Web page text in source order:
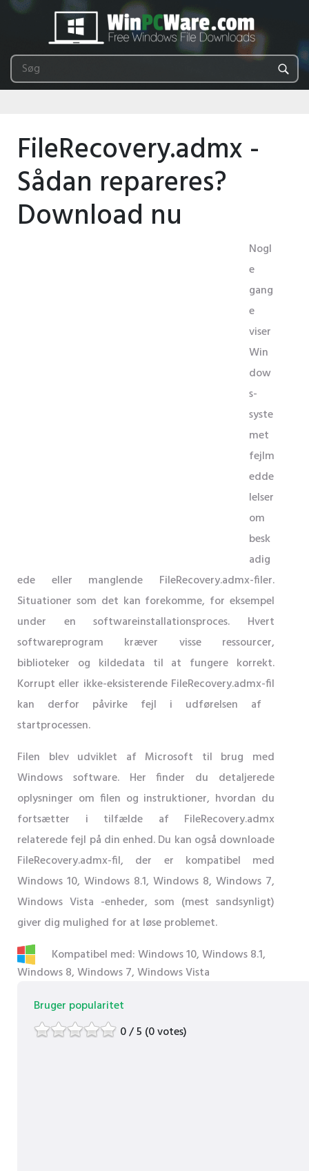
FileRecovery.admx -
Sådan repareres?
Download nu
Nogl
e
gang
e
viser
Win
dow
s-
syste
met
fejlm
edde
lelser
om
besk
adig
ede eller manglende FileRecovery.admx-filer.
Situationer som det kan forekomme, for eksempel
under en softwareinstallationsproces. Hvert
softwareprogram kræver visse ressourcer,
biblioteker og kildedata til at fungere korrekt.
Korrupt eller ikke-eksisterende FileRecovery.admx-fil
kan derfor påvirke fejl i udførelsen af ​​
startprocessen.
Filen blev udviklet af Microsoft til brug med
Windows software. Her finder du detaljerede
oplysninger om filen og instruktioner, hvordan du
fortsætter i tilfælde af FileRecovery.admx
relaterede fejl på din enhed. Du kan også downloade
FileRecovery.admx-fil, der er kompatibel med
Windows 10, Windows 8.1, Windows 8, Windows 7,
Windows Vista -enheder, som (mest sandsynligt)
giver dig mulighed for at løse problemet.
Kompatibel med: Windows 10, Windows 8.1,
Windows 8, Windows 7, Windows Vista
Bruger popularitet
0 / 5 (0 votes)